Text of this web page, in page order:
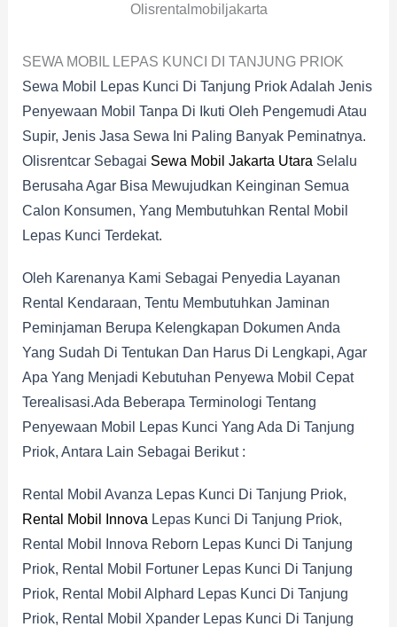
Olisrentalmobiljakarta
SEWA MOBIL LEPAS KUNCI DI TANJUNG PRIOK
Sewa Mobil Lepas Kunci Di Tanjung Priok Adalah Jenis
Penyewaan Mobil Tanpa Di Ikuti Oleh Pengemudi Atau
Supir, Jenis Jasa Sewa Ini Paling Banyak Peminatnya.
Olisrentcar Sebagai Sewa Mobil Jakarta Utara Selalu
Berusaha Agar Bisa Mewujudkan Keinginan Semua
Calon Konsumen, Yang Membutuhkan Rental Mobil
Lepas Kunci Terdekat.
Oleh Karenanya Kami Sebagai Penyedia Layanan
Rental Kendaraan, Tentu Membutuhkan Jaminan
Peminjaman Berupa Kelengkapan Dokumen Anda
Yang Sudah Di Tentukan Dan Harus Di Lengkapi, Agar
Apa Yang Menjadi Kebutuhan Penyewa Mobil Cepat
Terealisasi.Ada Beberapa Terminologi Tentang
Penyewaan Mobil Lepas Kunci Yang Ada Di Tanjung
Priok, Antara Lain Sebagai Berikut :
Rental Mobil Avanza Lepas Kunci Di Tanjung Priok,
Rental Mobil Innova Lepas Kunci Di Tanjung Priok,
Rental Mobil Innova Reborn Lepas Kunci Di Tanjung
Priok, Rental Mobil Fortuner Lepas Kunci Di Tanjung
Priok, Rental Mobil Alphard Lepas Kunci Di Tanjung
Priok, Rental Mobil Xpander Lepas Kunci Di Tanjung